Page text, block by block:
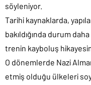
söyleniyor.
Tarihi kaynaklarda,
bakıldığında durum
trenin kayboluş
O dönemlerde Nazi
etmiş olduğu ülkeleri